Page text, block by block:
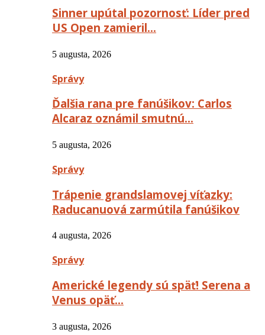
Sinner upútal pozornosť: Líder pred
US Open zamieril…
5 augusta, 2026
Správy
Ďalšia rana pre fanúšikov: Carlos
Alcaraz oznámil smutnú…
5 augusta, 2026
Správy
Trápenie grandslamovej víťazky:
Raducanuová zarmútila fanúšikov
4 augusta, 2026
Správy
Americké legendy sú späť! Serena a
Venus opäť…
3 augusta, 2026